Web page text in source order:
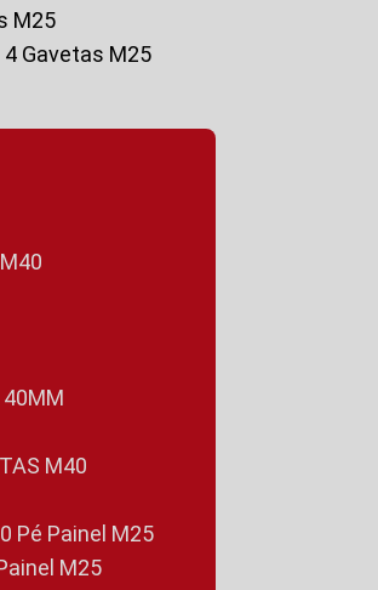
M25
4 Gavetas M25
40MM
M40
Pé Painel M25
M25